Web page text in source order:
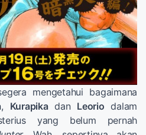
mengetahui bagaimana
, Kurapikadan Leorio dalam
yang belum pernah